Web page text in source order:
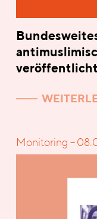
veröffentlicht
Monitoring –